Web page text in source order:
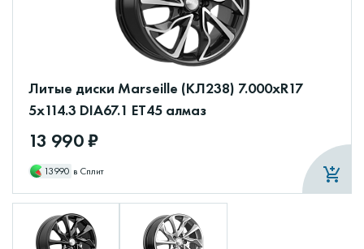
Литые диски Marseille (КЛ238) 7.000xR17
5x114.3 DIA67.1 ET45 алмаз
13 990 ₽
13990 в Сплит